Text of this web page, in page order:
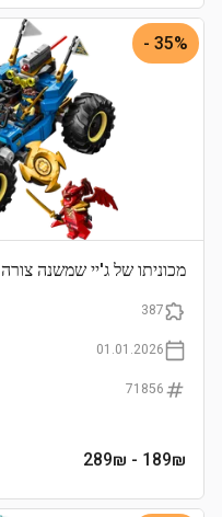
35% -
מכוניתו של ג'יי שמשנה צורה
387
01.01.2026
71856
189₪
- 289₪